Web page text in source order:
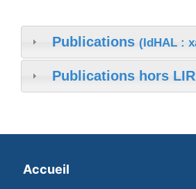
Publications (IdHAL :
Publications hors
Accueil